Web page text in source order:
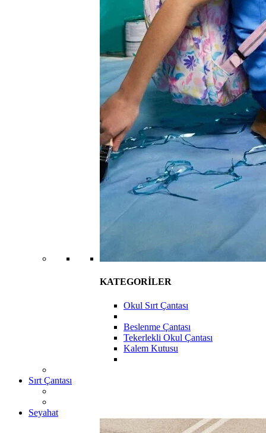
KATEGORİLER
Okul Sırt Çantası
Beslenme Çantası
Tekerlekli Okul Çantası
Kalem Kutusu
Sırt Çantası
Seyahat